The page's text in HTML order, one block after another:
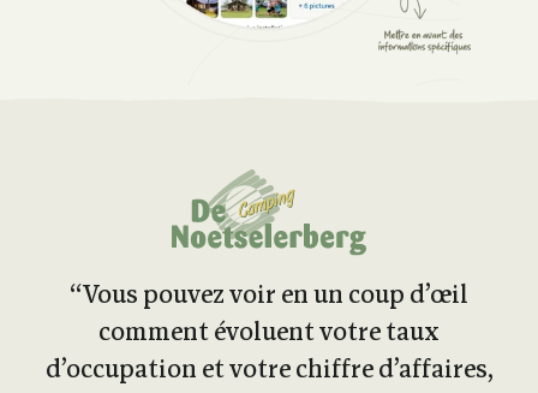
“Vous pouvez voir en un coup d’œil
comment évoluent votre taux
d’occupation et votre chiffre d’affaires,